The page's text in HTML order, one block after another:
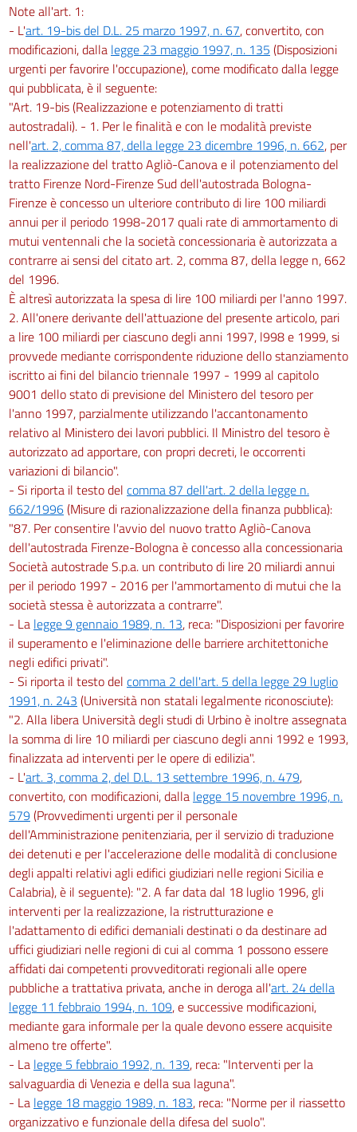
Note all'art. 1:
- L'art. 19-bis del D.L. 25 marzo 1997, n. 67, convertito, con
modificazioni, dalla legge 23 maggio 1997, n. 135 (Disposizioni
urgenti per favorire l'occupazione), come modificato dalla legge
qui pubblicata, è il seguente:
"Art. 19-bis (Realizzazione e potenziamento di tratti
autostradali). - 1. Per le finalità e con le modalità previste
nell'art. 2, comma 87, della legge 23 dicembre 1996, n. 662, per
la realizzazione del tratto Agliò-Canova e il potenziamento del
tratto Firenze Nord-Firenze Sud dell'autostrada Bologna-
Firenze è concesso un ulteriore contributo di lire 100 miliardi
annui per il periodo 1998-2017 quali rate di ammortamento di
mutui ventennali che la società concessionaria è autorizzata a
contrarre ai sensi del citato art. 2, comma 87, della legge n, 662
del 1996.
È altresì autorizzata la spesa di lire 100 miliardi per l'anno 1997.
2. All'onere derivante dell'attuazione del presente articolo, pari
a lire 100 miliardi per ciascuno degli anni 1997, l998 e 1999, si
provvede mediante corrispondente riduzione dello stanziamento
iscritto ai fini del bilancio triennale 1997 - 1999 al capitolo
9001 dello stato di previsione del Ministero del tesoro per
l'anno 1997, parzialmente utilizzando l'accantonamento
relativo al Ministero dei lavori pubblici. Il Ministro del tesoro è
autorizzato ad apportare, con propri decreti, le occorrenti
variazioni di bilancio".
- Si riporta il testo del comma 87 dell'art. 2 della legge n.
662/1996(Misure di razionalizzazione della finanza pubblica):
"87. Per consentire l'avvio del nuovo tratto Agliò-Canova
dell'autostrada Firenze-Bologna è concesso alla concessionaria
Società autostrade S.p.a. un contributo di lire 20 miliardi annui
per il periodo 1997 - 2016 per l'ammortamento di mutui che la
società stessa è autorizzata a contrarre".
- La legge 9 gennaio 1989, n. 13, reca: "Disposizioni per favorire
il superamento e l'eliminazione delle barriere architettoniche
negli edifici privati".
- Si riporta il testo del comma 2 dell'art. 5 della legge 29 luglio
1991, n. 243 (Università non statali legalmente riconosciute):
"2. Alla libera Università degli studi di Urbino è inoltre assegnata
la somma di lire 10 miliardi per ciascuno degli anni 1992 e 1993,
finalizzata ad interventi per le opere di edilizia".
- L'art. 3, comma 2, del D.L. 13 settembre 1996, n. 479,
convertito, con modificazioni, dalla legge 15 novembre 1996, n.
579 (Provvedimenti urgenti per il personale
dell'Amministrazione penitenziaria, per il servizio di traduzione
dei detenuti e per l'accelerazione delle modalità di conclusione
degli appalti relativi agli edifici giudiziari nelle regioni Sicilia e
Calabria), è il seguente): "2. A far data dal 18 luglio 1996, gli
interventi per la realizzazione, la ristrutturazione e
l'adattamento di edifici demaniali destinati o da destinare ad
uffici giudiziari nelle regioni di cui al comma 1 possono essere
affidati dai competenti provveditorati regionali alle opere
pubbliche a trattativa privata, anche in deroga all'art. 24 della
legge 11 febbraio 1994, n. 109, e successive modificazioni,
mediante gara informale per la quale devono essere acquisite
almeno tre offerte".
- La legge 5 febbraio 1992, n. 139, reca: "Interventi per la
salvaguardia di Venezia e della sua laguna".
- La legge 18 maggio 1989, n. 183, reca: "Norme per il riassetto
organizzativo e funzionale della difesa del suolo".